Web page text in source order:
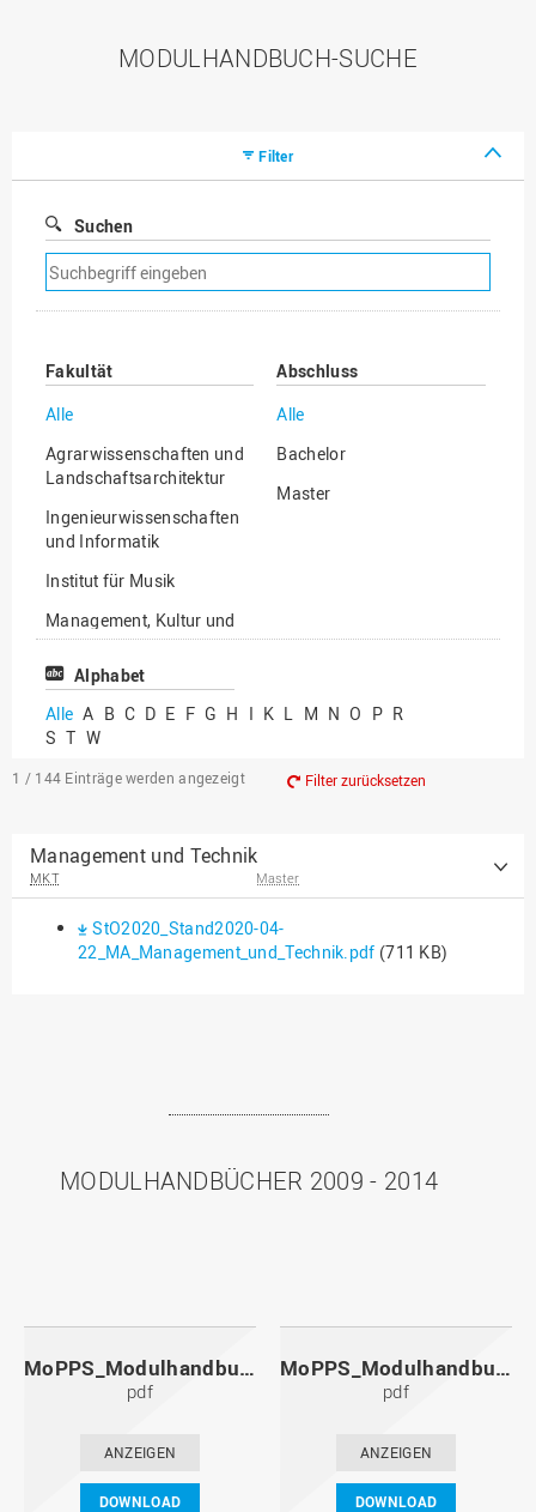
MODULHANDBUCH-SUCHE
Filter
Suchen
Suchfilter
entfernen
Fakultät
Alle
Agrarwissenschaften und
Landschaftsarchitektur
Ingenieurwissenschaften
und Informatik
Institut für Musik
Management, Kultur und
Technik
Wirtschafts- und
Sozialwissenschaften
Abschluss
Alle
Bachelor
Master
Alphabet
Alle A B C D E F G H I K L M N O P R
S T W
1 / 144 Einträge werden angezeigt Filter zurücksetzen
Management und Technik
MKT Master
StO2020_Stand2020-04-
22_MA_Management_und_Technik.pdf (711 KB)
MODULHANDBÜCHER 2009 - 2014
MoPPS_Modulhandbuch_20141201.pdf
pdf
ANZEIGEN
DOWNLOAD
MoPPS_Modulhandbuch_20140601.pdf
pdf
ANZEIGEN
DOWNLOAD